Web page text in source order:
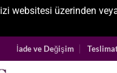
websitesi üzerinden
İade ve Değişim